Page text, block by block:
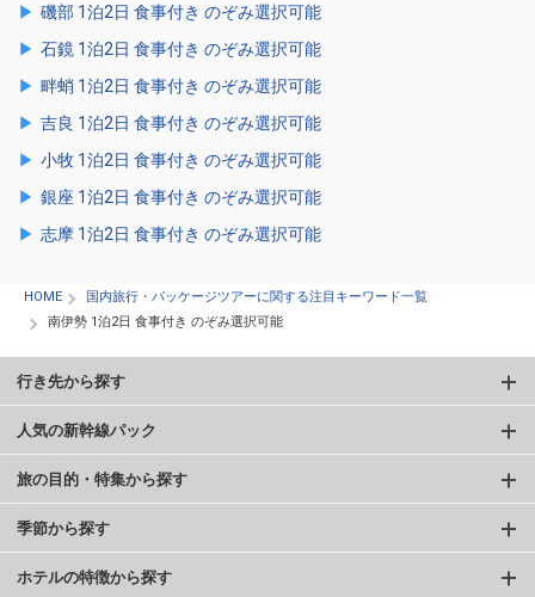
磯部 1泊2日 食事付き のぞみ選択可能
石鏡 1泊2日 食事付き のぞみ選択可能
畔蛸 1泊2日 食事付き のぞみ選択可能
吉良 1泊2日 食事付き のぞみ選択可能
小牧 1泊2日 食事付き のぞみ選択可能
銀座 1泊2日 食事付き のぞみ選択可能
志摩 1泊2日 食事付き のぞみ選択可能
HOME
国内旅行・パッケージツアーに関する注目キーワード一覧
南伊勢 1泊2日 食事付き のぞみ選択可能
行き先から探す
人気の新幹線パック
旅の目的・特集から探す
季節から探す
ホテルの特徴から探す